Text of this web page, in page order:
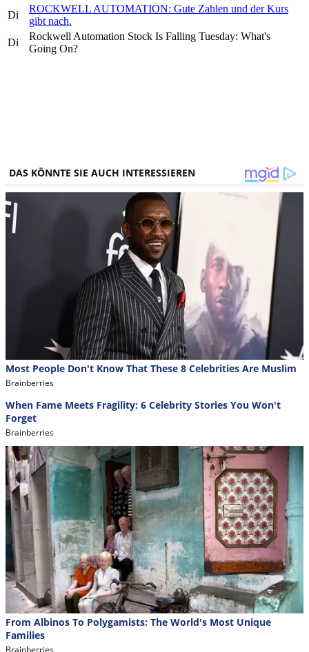
Di
ROCKWELL AUTOMATION: Gute Zahlen und der Kurs
gibt nach.
Di
Rockwell Automation Stock Is Falling Tuesday: What's
Going On?